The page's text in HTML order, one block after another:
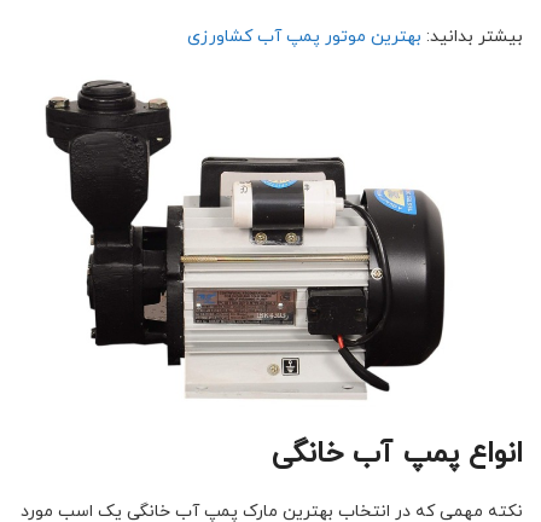
بیشتر بدانید: بهترین موتور پمپ آب کشاورزی
انواع پمپ آب خانگی
نکته مهمی که در انتخاب بهترین مارک پمپ آب خانگی یک اسب مورد